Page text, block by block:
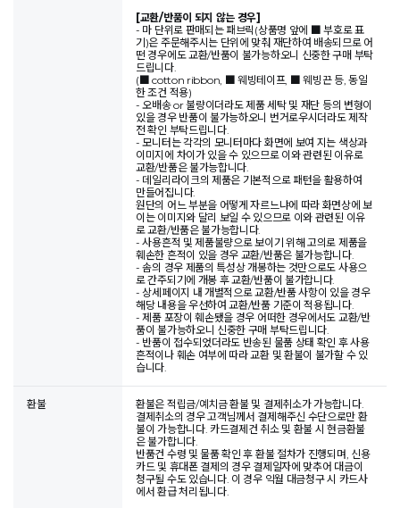
[교환/반품이 되지 않는 경우]
- 마 단위로 판매되는 패브릭(상품명 앞에 ■ 부호로 표
기)은 주문해주시는 단위에 맞춰 재단하여 배송되므로 어
떤 경우에도 교환/반품이 불가능하오니 신중한 구매 부탁
드립니다.
(■ cotton ribbon, ■ 웨빙테이프, ■ 웨빙끈 등, 동일
한 조건 적용)
- 오배송 or 불량이더라도 제품 세탁 및 재단 등의 변형이
있을 경우 반품이 불가능하오니 번거로우시더라도 제작
전 확인 부탁드립니다.
- 모니터는 각각의 모니터마다 화면에 보여 지는 색상과
이미지에 차이가 있을 수 있으므로 이와 관련된 이유로
교환/반품은 불가능합니다.
- 데일리라이크의 제품은 기본적으로 패턴을 활용하여
만들어집니다.
원단의 어느 부분을 어떻게 자르느냐에 따라 화면상에 보
이는 이미지와 달리 보일 수 있으므로 이와 관련된 이유
로 교환/반품은 불가능합니다.
- 사용흔적 및 제품불량으로 보이기 위해 고의로 제품을
훼손한 흔적이 있을 경우 교환/반품은 불가능합니다.
- 솜의 경우 제품의 특성상 개봉하는 것만으로도 사용으
로 간주되기에 개봉 후 교환/반품이 불가합니다.
- 상세페이지 내 개별적으로 교환/반품 사항이 있을 경우
해당 내용을 우선하여 교환/반품 기준이 적용됩니다.
- 제품 포장이 훼손됐을 경우 어떠한 경우에서도 교환/반
품이 불가능하오니 신중한 구매 부탁드립니다.
- 반품이 접수되었더라도 반송된 물품 상태 확인 후 사용
흔적이나 훼손 여부에 따라 교환 및 환불이 불가할 수 있
습니다.
환불
환불은 적립금/예치금 환불 및 결제취소가 가능합니다.
결제취소의 경우 고객님께서 결제해주신 수단으로만 환
불이 가능합니다. 카드결제건 취소 및 환불 시 현금환불
은 불가합니다.
반품건 수령 및 물품 확인 후 환불 절차가 진행되며, 신용
카드 및 휴대폰 결제의 경우 결제일자에 맞추어 대금이
청구될 수도 있습니다. 이 경우 익월 대금청구 시 카드사
에서 환급 처리됩니다.